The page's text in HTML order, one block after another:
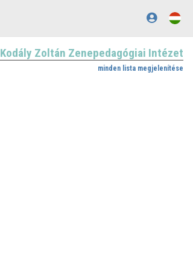
Kodály Zoltán Zenepedagógiai Intézet
minden lista megjelenítése